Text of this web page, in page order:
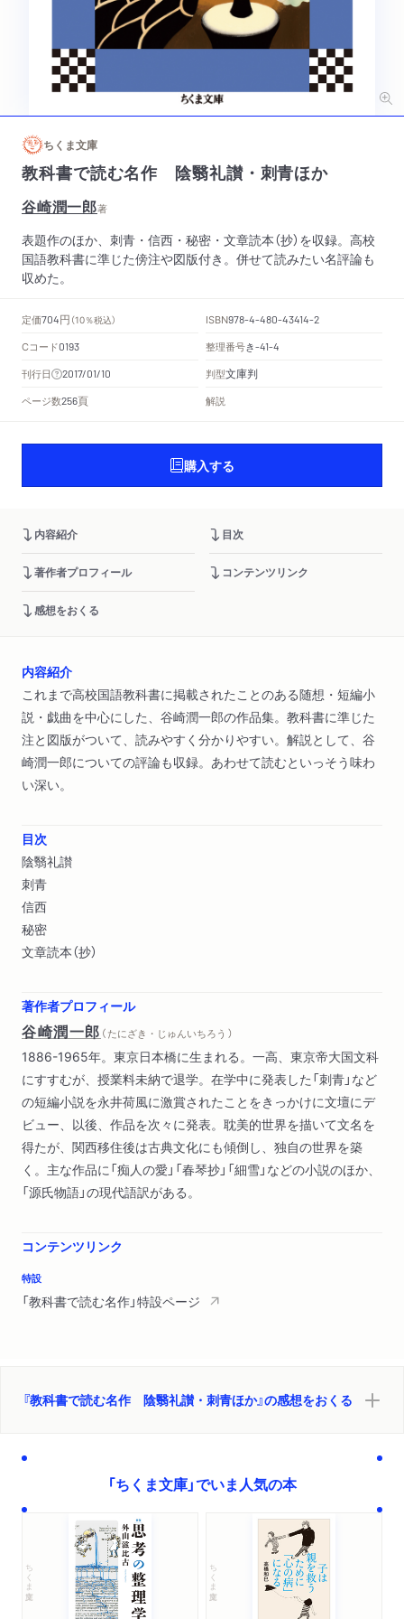
ちくま文庫
教科書で読む名作 陰翳礼讃・刺青ほか
谷崎潤一郎著
表題作のほか、刺青・信西・秘密・文章読本（抄）を収録。高校
国語教科書に準じた傍注や図版付き。併せて読みたい名評論も
収めた。
定価704円 （10％税込） ISBN978-4-480-43414-2
Cコード0193 整理番号き-41-4
刊行日 2017/01/10 判型文庫判
ページ数256頁 解説
購入する
内容紹介 目次
著作者プロフィール コンテンツリンク
感想をおくる
内容紹介
これまで高校国語教科書に掲載されたことのある随想・短編小
説・戯曲を中心にした、谷崎潤一郎の作品集。教科書に準じた
注と図版がついて、読みやすく分かりやすい。解説として、谷
崎潤一郎についての評論も収録。あわせて読むといっそう味わ
い深い。
目次
陰翳礼讃
刺青
信西
秘密
文章読本（抄）
著作者プロフィール
谷崎潤一郎 （ たにざき・じゅんいちろう ）
1886-1965年。東京日本橋に生まれる。一高、東京帝大国文科
にすすむが、授業料未納で退学。在学中に発表した「刺青」など
の短編小説を永井荷風に激賞されたことをきっかけに文壇にデ
ビュー、以後、作品を次々に発表。耽美的世界を描いて文名を
得たが、関西移住後は古典文化にも傾倒し、独自の世界を築
く。主な作品に「痴人の愛」「春琴抄」「細雪」などの小説のほか、
「源氏物語」の現代語訳がある。
コンテンツリンク
特設
「教科書で読む名作」特設ページ
『教科書で読む名作 陰翳礼讃・刺青ほか』の感想をおくる
「ちくま文庫」でいま人気の本
ちくま文庫 ちくま文庫